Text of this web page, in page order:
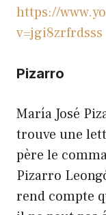
https://
v=jgi8zrfrdsss
Pizarro
María José
trouve une
père le
Pizarro
rend compte